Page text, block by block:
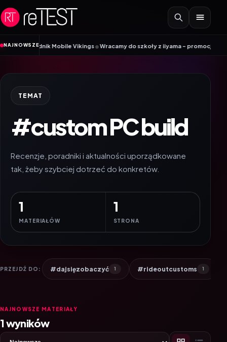
Przejdź do treści
NAJNOWSZE
Poradnik Mobile Vikings•Wracamy do szkoły z iiyama – promocja Back to
TEMAT
#custom PC build
Recenzje, poradniki i aktualności uporządkowane
tak, żeby szybciej dotrzeć do konkretów.
1
MATERIAŁÓW
1
STRONA
PRZEJDŹ DO: #dajsięzobaczyć 1 #rideoutcustoms 1
NAJNOWSZE MATERIAŁY
1 wyników